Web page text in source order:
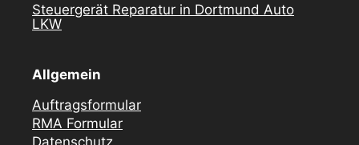
Steuergerät Reparatur in Dortmund Auto
LKW
Allgemein
Auftragsformular
RMA Formular
Datenschutz